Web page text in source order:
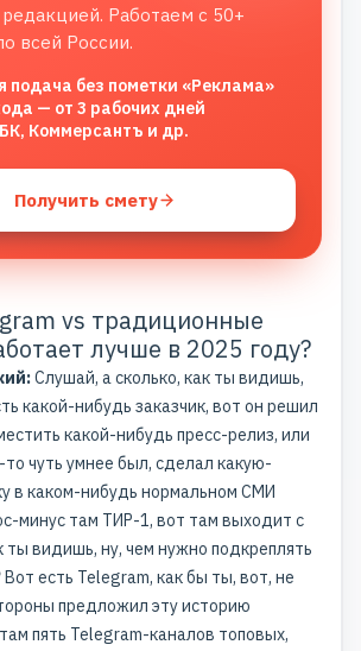
редакцией. Работаем с 50+
всей России.
подача без пометки «Реклама»
— от 3 рабочих дней
Коммерсантъ и др.
Получить смету
vs традиционные
лучше в 2025 году?
Слушай, а сколько, как ты видишь,
какой-нибудь заказчик, вот он решил
какой-нибудь пресс-релиз, или
чуть умнее был, сделал какую-
в каком-нибудь нормальном СМИ
минус там ТИР-1, вот там выходит с
ты видишь, ну, чем нужно подкреплять
есть Telegram, как бы ты, вот, не
предложил эту историю
пять Telegram-каналов топовых,